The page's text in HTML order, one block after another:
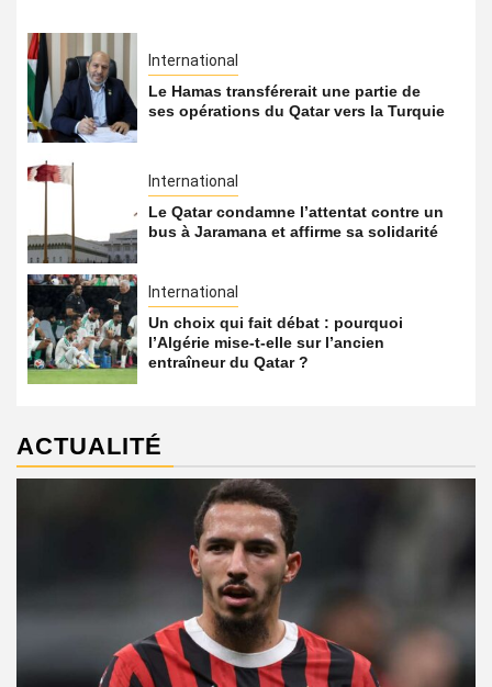
International
Le Hamas transférerait une partie de
ses opérations du Qatar vers la Turquie
International
Le Qatar condamne l’attentat contre un
bus à Jaramana et affirme sa solidarité
International
Un choix qui fait débat : pourquoi
l’Algérie mise-t-elle sur l’ancien
entraîneur du Qatar ?
ACTUALITÉ